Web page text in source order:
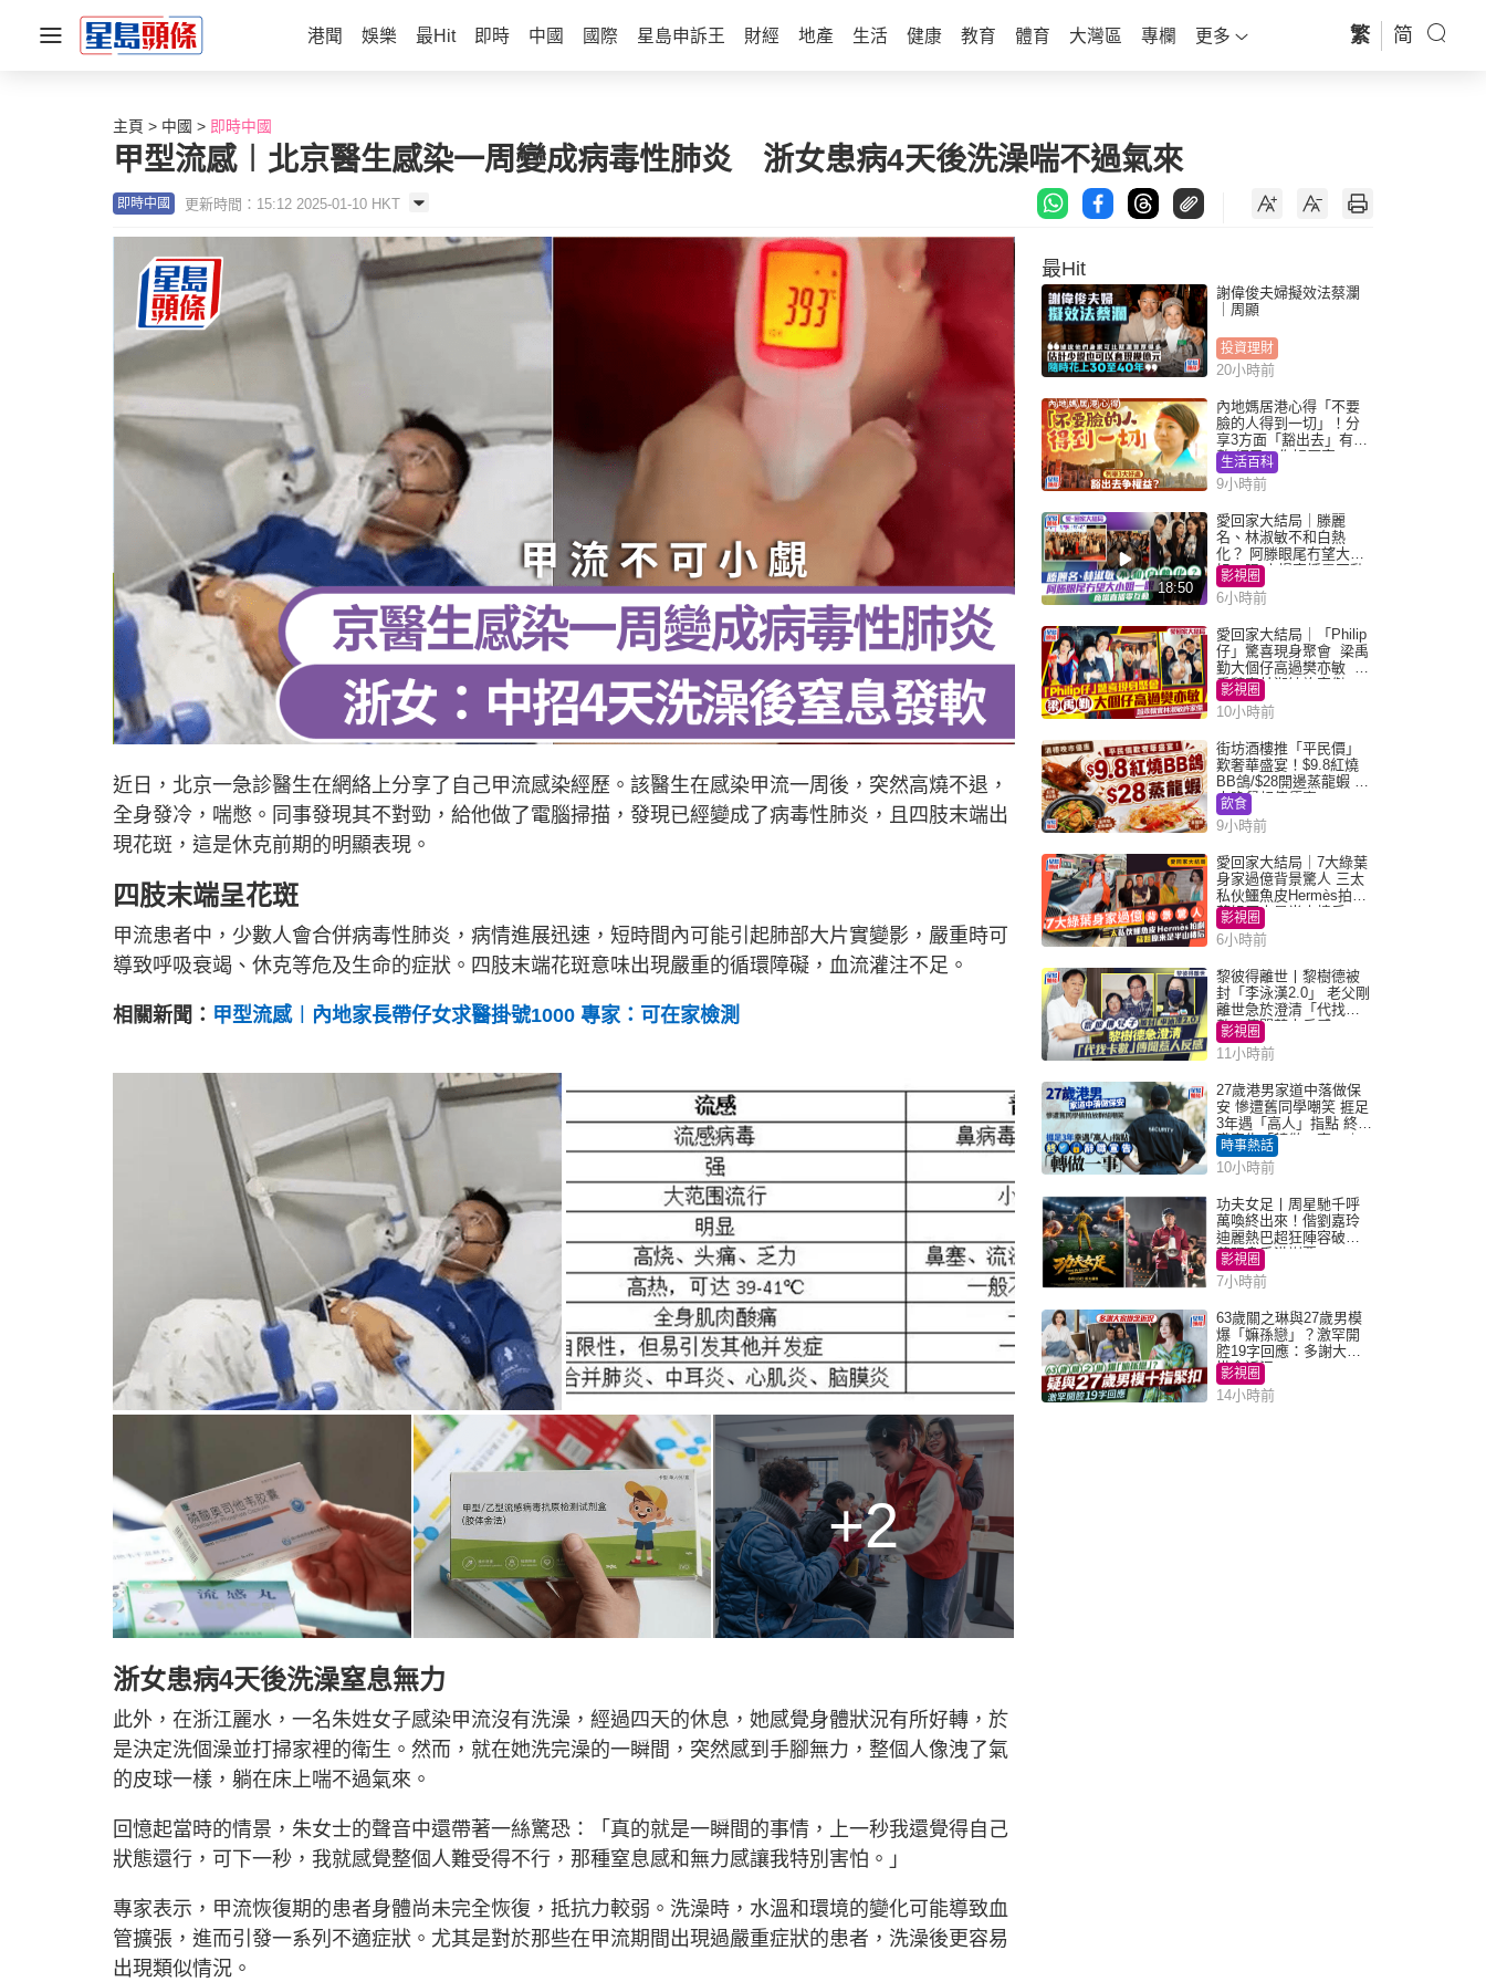
港聞 娛樂 最Hit 即時 中國 國際 星島申訴王 財經 地產 生活 健康 教育 體育 大灣區 專欄 更多 繁 简
主頁 中國 即時中國
甲型流感︱北京醫生感染一周變成病毒性肺炎 浙女患病4天後洗澡喘不過氣來
即時中國 更新時間：15:12 2025-01-10 HKT
近日，北京一急診醫生在網絡上分享了自己甲流感染經歷。該醫生在感染甲流一周後，突然高燒不退，
全身發冷，喘憋。同事發現其不對勁，給他做了電腦掃描，發現已經變成了病毒性肺炎，且四肢末端出
現花斑，這是休克前期的明顯表現。
四肢末端呈花斑
甲流患者中，少數人會合併病毒性肺炎，病情進展迅速，短時間內可能引起肺部大片實變影，嚴重時可
導致呼吸衰竭、休克等危及生命的症狀。四肢末端花斑意味出現嚴重的循環障礙，血流灌注不足。
相關新聞： 甲型流感︱內地家長帶仔女求醫掛號1000 專家：可在家檢測
+2
浙女患病4天後洗澡窒息無力
此外，在浙江麗水，一名朱姓女子感染甲流沒有洗澡，經過四天的休息，她感覺身體狀況有所好轉，於
是決定洗個澡並打掃家裡的衛生。然而，就在她洗完澡的一瞬間，突然感到手腳無力，整個人像洩了氣
的皮球一樣，躺在床上喘不過氣來。
回憶起當時的情景，朱女士的聲音中還帶著一絲驚恐：「真的就是一瞬間的事情，上一秒我還覺得自己
狀態還行，可下一秒，我就感覺整個人難受得不行，那種窒息感和無力感讓我特別害怕。」
專家表示，甲流恢復期的患者身體尚未完全恢復，抵抗力較弱。洗澡時，水溫和環境的變化可能導致血
管擴張，進而引發一系列不適症狀。尤其是對於那些在甲流期間出現過嚴重症狀的患者，洗澡後更容易
出現類似情況。
最Hit
謝偉俊夫婦擬效法蔡瀾
｜周顯
投資理財
20小時前
內地媽居港心得「不要
臉的人得到一切」！分
享3方面「豁出去」有著
數 網民：你好厲害
生活百科
9小時前
18:50
愛回家大結局｜滕麗
名、林淑敏不和白熱
化？ 阿滕眼尾冇望大小
姐一眼 商場直播零互動
影視圈
6小時前
愛回家大結局｜「Philip
仔」驚喜現身聚會 梁禹
勤大個仔高過樊亦敏 超
乖黐實林淑敏許家傑
影視圈
10小時前
街坊酒樓推「平民價」
歎奢華盛宴！$9.8紅燒
BB鴿/$28開邊蒸龍蝦 3
大晚餐超值優惠
飲食
9小時前
愛回家大結局｜7大綠葉
身家過億背景驚人 三太
私伙鱷魚皮Hermès拍劇
蘇姐原來是半山樓后
影視圈
6小時前
黎彼得離世丨黎樹德被
封「李泳漢2.0」 老父剛
離世急於澄清「代找卡
數」傳聞惹人反感
影視圈
11小時前
27歲港男家道中落做保
安 慘遭舊同學嘲笑 捱足
3年遇「高人」指點 終辭
職宣告「轉做一事」｜
Juicy叮
時事熱話
10小時前
功夫女足丨周星馳千呼
萬喚終出來！偕劉嘉玲
迪麗熱巴超狂陣容破天
荒現身香港謝票
影視圈
7小時前
63歲關之琳與27歲男模
爆「嫲孫戀」？激罕開
腔19字回應：多謝大家
掛念近況
影視圈
14小時前